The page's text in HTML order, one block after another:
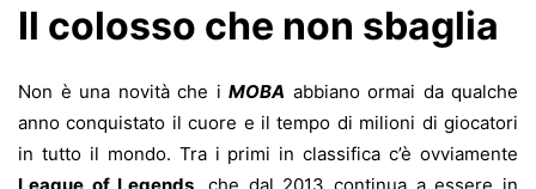
Il colosso che non sbaglia
Non è una novità che i MOBA abbiano ormai da qualche
anno conquistato il cuore e il tempo di milioni di giocatori
in tutto il mondo. Tra i primi in classifica c’è ovviamente